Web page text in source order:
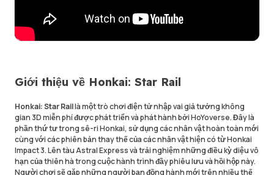
Giới thiệu về Honkai: Star Rail
Honkai: Star Raillà một trò chơi điện tử nhập vai giả tưởng không
gian 3D miễn phí được phát triển và phát hành bởi HoYoverse. Đây là
phần thứ tư trong sê-ri Honkai, sử dụng các nhân vật hoàn toàn mới
cùng với các phiên bản thay thế của các nhân vật hiện có từ Honkai
Impact 3. Lên tàu Astral Express và trải nghiệm những điều kỳ diệu vô
hạn của thiên hà trong cuộc hành trình đầy phiêu lưu và hồi hộp này.
Người chơi sẽ gặp những người bạn đồng hành mới trên nhiều thế